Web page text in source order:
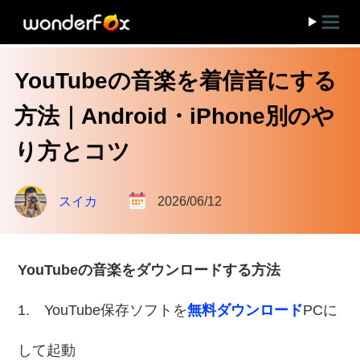
YouTubeの音楽を着信音にする
方法｜Android・iPhone別のや
り方とコツ
スイカ 2026/06/12
YouTubeの音楽をダウンロードする方法
1. YouTube保存ソフトを無料ダウンロードPCに
して起動